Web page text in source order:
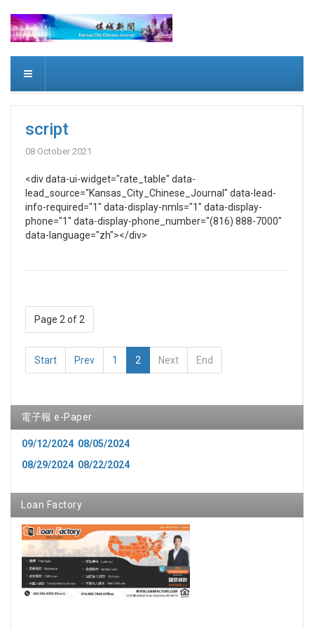
script
08 October 2021
<div data-ui-widget="rate_table" data-
lead_source="Kansas_City_Chinese_Journal" data-lead-
info-required="1" data-display-nmls="1" data-display-
phone="1" data-display-phone_number="(816) 888-7000"
data-language="zh"></div>
Page 2 of 2
Start Prev 1 2 Next End
電子報 e-Paper
09/12/2024 08/05/2024
08/29/2024 08/22/2024
Loan Factory